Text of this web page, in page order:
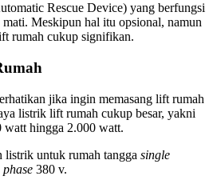
Rescue Device) yang berfungsi
Meskipun hal itu opsional, namun
rumah cukup signifikan.
jika ingin memasang lift rumah
listrik lift rumah cukup besar, yakni
watt hingga 2.000 watt.
listrik untuk rumah tangga single
phase 380 v.